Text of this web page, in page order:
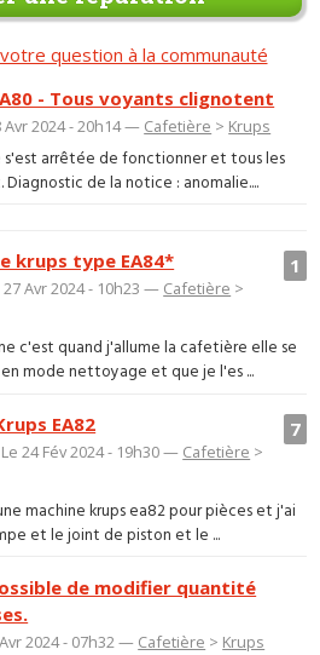
question à la communauté
- Tous voyants clignotent
2024 - 20h14 — Cafetière > Krups
s'est arrêtée de fonctionner et tous les
de la notice : anomalie....
1
krups type EA84*
Avr 2024 - 10h23 — Cafetière >
c'est quand j'allume la cafetière elle se
mode nettoyage et que je l'es ...
7
EA82
24 Fév 2024 - 19h30 — Cafetière >
machine krups ea82 pour pièces et j'ai
et le joint de piston et le ...
de modifier quantité
2024 - 07h32 — Cafetière > Krups